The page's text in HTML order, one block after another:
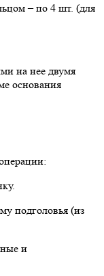
– по 4 шт. (для
на нее двумя
основания
подголовья (из
и